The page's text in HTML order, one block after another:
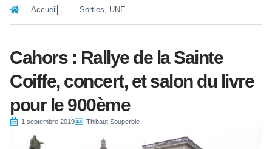
Accueil Sorties, UNE
Cahors : Rallye de la Sainte
Coiffe, concert, et salon du livre
pour le 900ème
1 septembre 2019 Thibaut Souperbie